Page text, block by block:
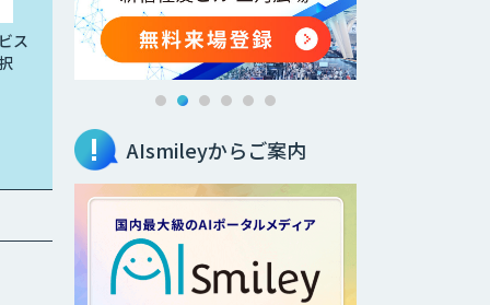
ス
AIsmileyからご案内